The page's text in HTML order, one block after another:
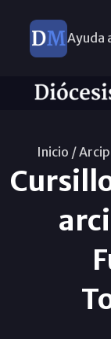
Ayuda
Inicio /